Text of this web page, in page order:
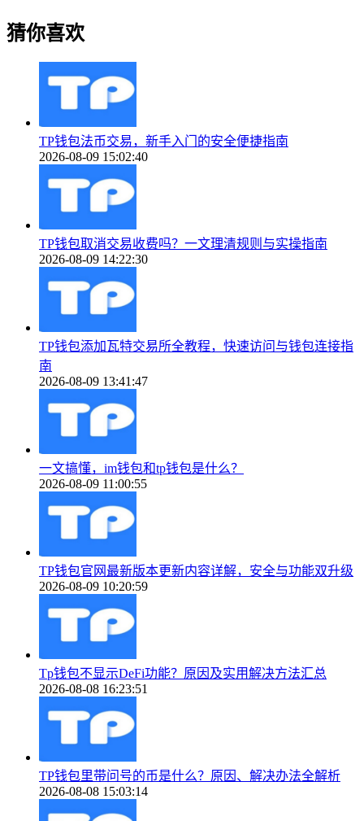
猜你喜欢
TP钱包法币交易，新手入门的安全便捷指南
2026-08-09 15:02:40
TP钱包取消交易收费吗？一文理清规则与实操指南
2026-08-09 14:22:30
TP钱包添加瓦特交易所全教程，快速访问与钱包连接指
南
2026-08-09 13:41:47
一文搞懂，im钱包和tp钱包是什么？
2026-08-09 11:00:55
TP钱包官网最新版本更新内容详解，安全与功能双升级
2026-08-09 10:20:59
Tp钱包不显示DeFi功能？原因及实用解决方法汇总
2026-08-08 16:23:51
TP钱包里带问号的币是什么？原因、解决办法全解析
2026-08-08 15:03:14